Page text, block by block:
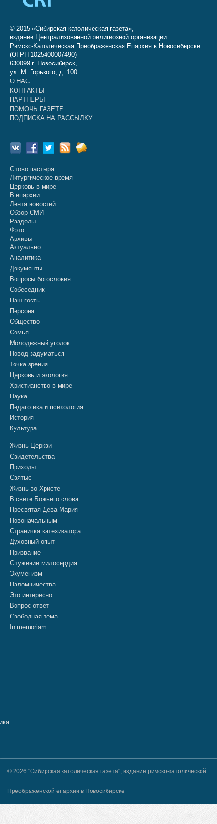
© 2015 «Сибирская католическая газета»,
издание Централизованной религиозной организации
Римско-Католическая Преображенская Епархия в Новосибирске
(ОГРН 1025400007490)
630099 г. Новосибирск,
ул. М. Горького, д. 100
О НАС
КОНТАКТЫ
ПАРТНЕРЫ
ПОМОЧЬ ГАЗЕТЕ
ПОДПИСКА НА РАССЫЛКУ
Слово пастыря
Литургическое время
Церковь в мире
В епархии
Лента новостей
Обзор СМИ
Разделы
Фото
Архивы
Актуально
Аналитика
Документы
Вопросы богословия
Собеседник
Наш гость
Персона
Общество
Семья
Молодежный уголок
Повод задуматься
Точка зрения
Церковь и экология
Христианство в мире
Наука
Педагогика и психология
История
Культура
Жизнь Церкви
Свидетельства
Приходы
Святые
Жизнь во Христе
В свете Божьего слова
Пресвятая Дева Мария
Новоначальным
Страничка катехизатора
Духовный опыт
Призвание
Служение милосердия
Экуменизм
Паломничества
Это интересно
Вопрос-ответ
Свободная тема
In memoriam
© 2026 "Сибирская католическая газета", издание римско-католической
Преображенской епархии в Новосибирске